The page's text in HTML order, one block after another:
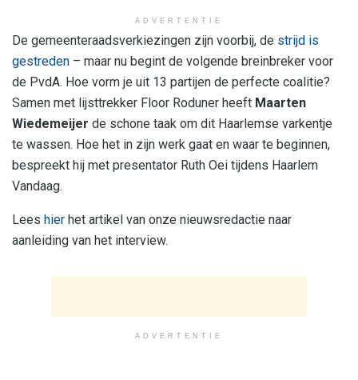
ADVERTENTIE
De gemeenteraadsverkiezingen zijn voorbij, de strijd is
gestreden – maar nu begint de volgende breinbreker voor
de PvdA. Hoe vorm je uit 13 partijen de perfecte coalitie?
Samen met lijsttrekker Floor Roduner heeft Maarten
Wiedemeijer de schone taak om dit Haarlemse varkentje
te wassen. Hoe het in zijn werk gaat en waar te beginnen,
bespreekt hij met presentator Ruth Oei tijdens Haarlem
Vandaag.
Lees hier het artikel van onze nieuwsredactie naar
aanleiding van het interview.
ADVERTENTIE